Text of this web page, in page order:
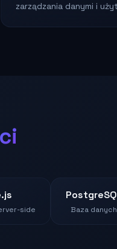
zarządzania danymi i
side Baza danych